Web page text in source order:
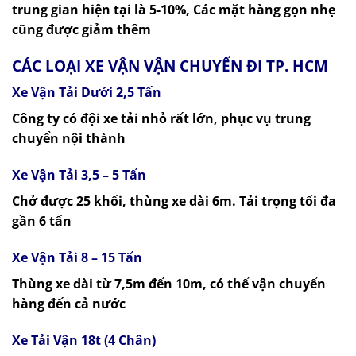
trung gian hiện tại là 5-10%, Các mặt hàng gọn nhẹ
cũng được giảm thêm
CÁC LOẠI XE VẬN VẬN CHUYỂN ĐI TP. HCM
Xe Vận Tải Dưới 2,5 Tấn
Công ty có đội xe tải nhỏ rất lớn, phục vụ trung
chuyển nội thành
Xe Vận Tải 3,5 – 5 Tấn
Chở được 25 khối, thùng xe dài 6m. Tải trọng tối đa
gần 6 tấn
Xe Vận Tải 8 – 15 Tấn
Thùng xe dài từ 7,5m đến 10m, có thể vận chuyển
hàng đến cả nước
Xe Tải Vận 18t (4 Chân)